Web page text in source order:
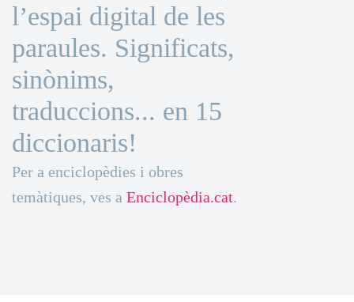
l’espai digital de les
paraules. Significats,
sinònims,
traduccions... en 15
diccionaris!
Per a enciclopèdies i obres
temàtiques, ves a Enciclopèdia.cat.